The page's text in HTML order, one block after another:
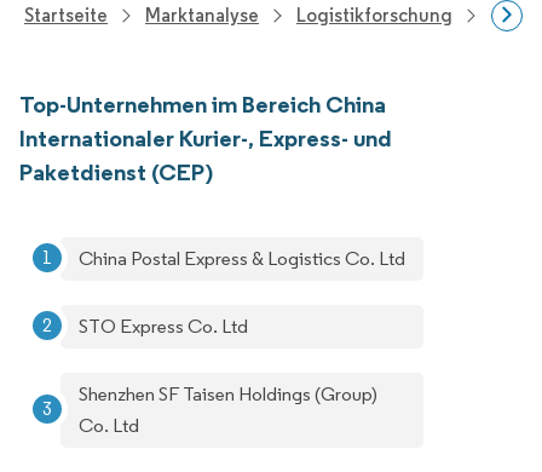
Startseite Marktanalyse Logistikforschung
Top-Unternehmen im Bereich China
Internationaler Kurier-, Express- und
Paketdienst (CEP)
China Postal Express & Logistics Co. Ltd
STO Express Co. Ltd
Shenzhen SF Taisen Holdings (Group)
Co. Ltd